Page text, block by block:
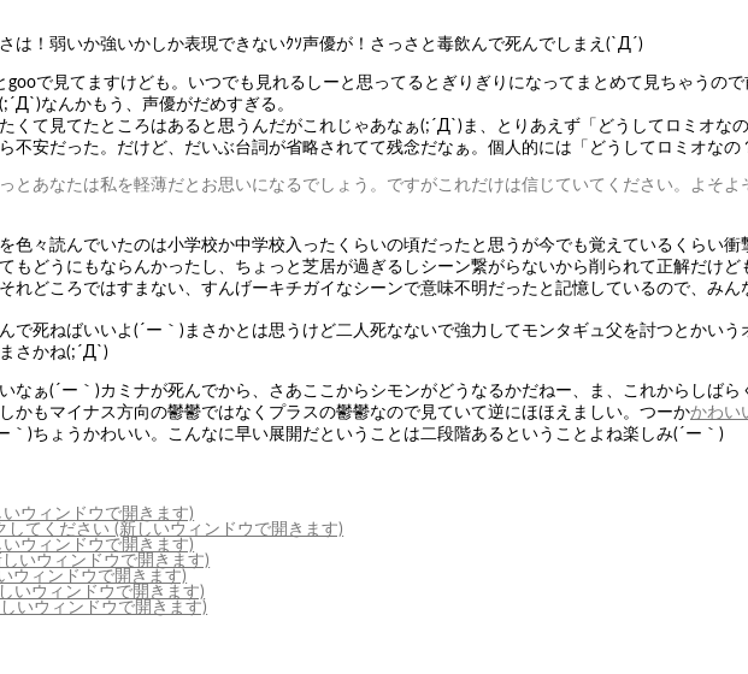
は！弱いか強いかしか表現できないｸｿ声優が！さっさと毒飲んで死んでしまえ(`Д´)
で見てますけども。いつでも見れるしーと思ってるとぎりぎりになってまとめて見ちゃうの
なんかもう、声優がだめすぎる。
くて見てたところはあると思うんだがこれじゃあなぁ(;´Д`)ま、とりあえず「どうしてロミオな
不安だった。だけど、だいぶ台詞が省略されてて残念だなぁ。個人的には「どうしてロミオなの
とあなたは私を軽薄だとお思いになるでしょう。ですがこれだけは信じていてください。よそ
色々読んでいたのは小学校か中学校入ったくらいの頃だったと思うが今でも覚えているくらい
もどうにもならんかったし、ちょっと芝居が過ぎるしシーン繋がらないから削られて正解だけ
れどころではすまない、すんげーキチガイなシーンで意味不明だったと記憶しているので、み
で死ねばいいよ(´ー｀)まさかとは思うけど二人死なないで強力してモンタギュ父を討つとかい
さかね(;´Д`)
なぁ(´ー｀)カミナが死んでから、さあここからシモンがどうなるかだねー、ま、これからしば
かもマイナス方向の鬱鬱ではなくプラスの鬱鬱なので見ていて逆にほほえましい。つーかかわい
｀)ちょうかわいい。こんなに早い展開だということは二段階あるということよね楽しみ(´ー｀)
ウィンドウで開きます)
してください (新しいウィンドウで開きます)
ウィンドウで開きます)
いウィンドウで開きます)
ウィンドウで開きます)
いウィンドウで開きます)
いウィンドウで開きます)